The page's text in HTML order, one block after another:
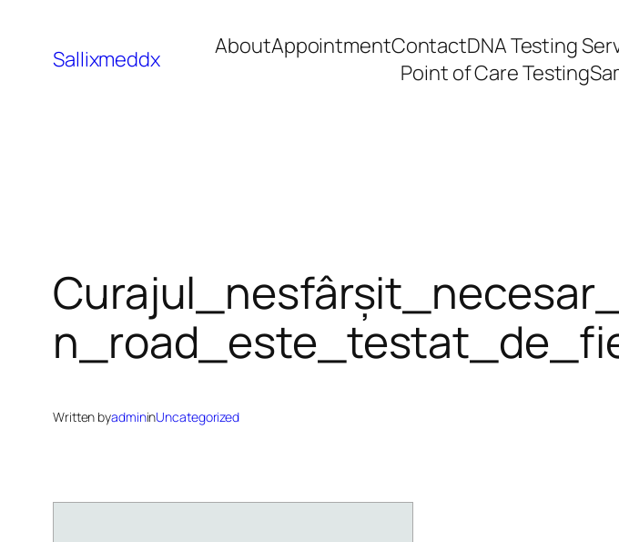
Sallixmeddx AboutAppointmentContactDNA Testing
Point of Care Testing
Written byadmininUncategorized